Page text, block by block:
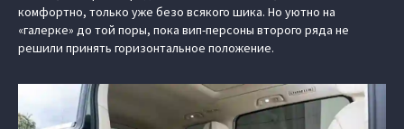
комфортно, только уже безо всякого шика. Но уютно на
«галерке» до той поры, пока вип-персоны второго ряда не
решили принять горизонтальное положение.